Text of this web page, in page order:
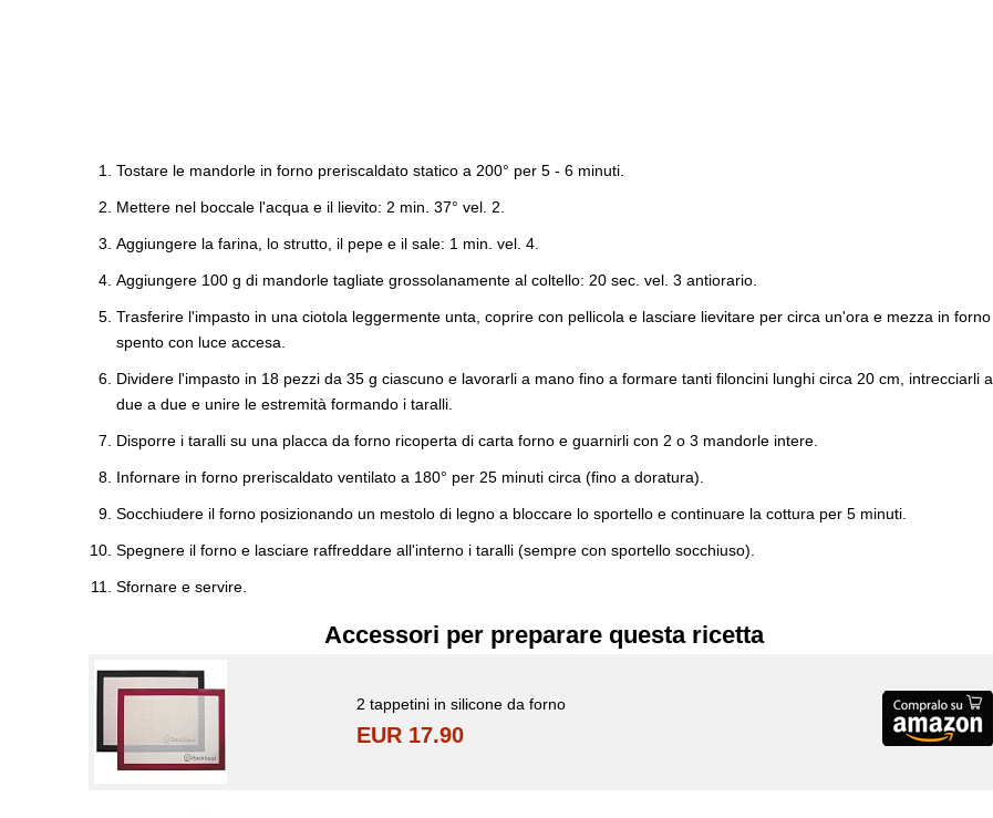
Tostare le mandorle in forno preriscaldato statico a 200° per 5 - 6 minuti.
Mettere nel boccale l'acqua e il lievito: 2 min. 37° vel. 2.
Aggiungere la farina, lo strutto, il pepe e il sale: 1 min. vel. 4.
Aggiungere 100 g di mandorle tagliate grossolanamente al coltello: 20 sec. vel. 3 antiorario.
Trasferire l'impasto in una ciotola leggermente unta, coprire con pellicola e lasciare lievitare per circa un'ora e mezza in forno
spento con luce accesa.
Dividere l'impasto in 18 pezzi da 35 g ciascuno e lavorarli a mano fino a formare tanti filoncini lunghi circa 20 cm, intrecciarli a
due a due e unire le estremità formando i taralli.
Disporre i taralli su una placca da forno ricoperta di carta forno e guarnirli con 2 o 3 mandorle intere.
Infornare in forno preriscaldato ventilato a 180° per 25 minuti circa (fino a doratura).
Socchiudere il forno posizionando un mestolo di legno a bloccare lo sportello e continuare la cottura per 5 minuti.
Spegnere il forno e lasciare raffreddare all'interno i taralli (sempre con sportello socchiuso).
Sfornare e servire.
Accessori per preparare questa ricetta
2 tappetini in silicone da forno
EUR 17.90